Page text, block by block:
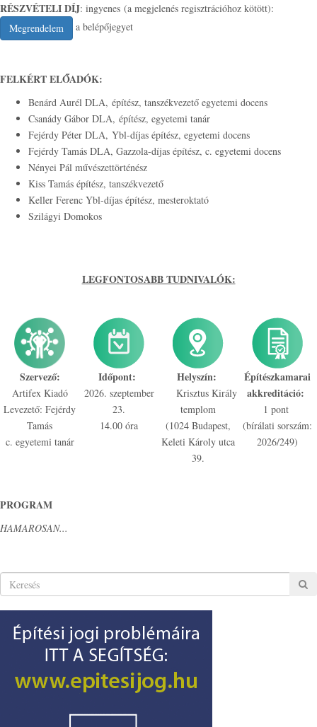
RÉSZVÉTELI DÍJ: ingyenes (a megjelenés regisztrációhoz kötött):
Megrendelem
a belépőjegyet
FELKÉRT ELŐADÓK:
Benárd Aurél DLA, építész, tanszékvezető egyetemi docens
Csanády Gábor DLA, építész, egyetemi tanár
Fejérdy Péter DLA, Ybl-díjas építész, egyetemi docens
Fejérdy Tamás DLA, Gazzola-díjas építész, c. egyetemi docens
Nényei Pál művészettörténész
Kiss Tamás építész, tanszékvezető
Keller Ferenc Ybl-díjas építész, mesteroktató
Szilágyi Domokos
LEGFONTOSABB TUDNIVALÓK:
Szervező:
Artifex Kiadó
Levezető: Fejérdy
Tamás
c. egyetemi tanár
Időpont:
2026. szeptember
23.
14.00 óra
Helyszín:
Krisztus Király
templom
(1024 Budapest,
Keleti Károly utca
39.
Építészkamarai
akkreditáció:
1 pont
(bírálati sorszám:
2026/249)
PROGRAM
HAMAROSAN...